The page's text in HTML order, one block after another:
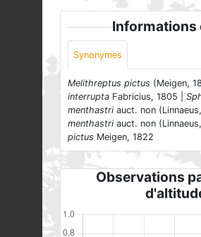
Informations
Synonymes
Melithreptus pictus (Meigen,
interrupta Fabricius, 1805 |
menthastri auct. non
menthastri auct. non
pictus Meigen, 1822
Observations